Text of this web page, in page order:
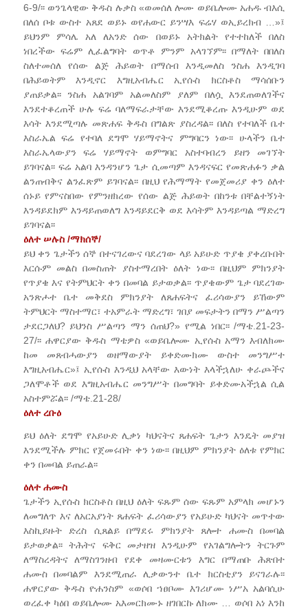
6-9/፡፡ ወንጌላዊው ቅዱስ ሉቃስ «ወመሰለ ሎሙ ወይቤሎሙ አሐዱ ብእሲ
በለሰ ቦቱ ውስተ አጸደ ወይኑ ወየሐውር ይንሣእ ፍሬሃ ወኢይረክብ …»፤
ይህንም ምሳሌ አለ ለአንድ ሰው በወይኑ አትክልት የተተከለች በለስ
ነበረችው ፍሬም ሊፈልግባት ወጥቶ ምንም አላገኘም፡፡ በማለት በበለስ
ስለተመሰለ የሰው ልጅ ሕይወት በማሰብ እንዲመለስ ንስሐ እንዲገባ
በሕይወትም እንዲኖር እግዚአብሔር ኢየሱስ ክርስቶስ ማሳሰቡን
ያጠይቃል፡፡ ንስሐ አልገባም አልመለስም ያለም በለሷ እንደጠወለገችና
እንደተቆረጠች ሁሉ ፍሬ ባለማፍራታቸው እንደሚቆረጡ እንዲሁም ወደ
እሳት እንደሚጣሉ መጽሐፍ ቅዱስ በግልጽ ያስረዳል፡፡ በለስ የተባለች ቤተ
እስራኤል ፍሬ የተባለ ደግሞ ሃይማኖትና ምግባርን ነው፡፡ ሁላችን ቤተ
እስራኤላውያን ፍሬ ሃይማኖት ወምግባር አስተባብረን ይዘን መገኘት
ይገባናል፡፡ ፍሬ አልባ እንዳንሆን ጌታ ሲመጣም እንዳናፍር የመጽሐፉን ቃል
ልንጠብቅና ልንፈጽም ይገባናል፡፡ በዚህ የሕማማት የመጀመሪያ ቀን ዕለተ
ሰኑይ የምናስበው የምንዘክረው የሰው ልጅ ሕይወት በከንቱ በቸልተኝነት
እንዳይደክም እንዳይጠወለግ እንዳይደርቅ ወደ እሳትም እንዳይጣል ማድረግ
ይገባናል፡፡
ዕለተ ሠሉስ /ማክሰኞ/
ይህ ቀን ጌታችን ሰኞ በተናገረውና ባደረገው ላይ አይሁድ ጥያቄ ያቀረቡበት
እርሱም መልስ በመስጠት ያስተማረበት ዕለት ነው፡፡ በዚህም ምክንያት
የጥያቄ እና የትምህርት ቀን በመባል ይታወቃል፡፡ ጥያቄውም ጌታ ባደረገው
አንጽሖተ ቤተ መቅደስ ምክንያት ለጸሐፍትና ፈሪሳውያን ይኸውም
ትምህርት ማስተማር፣ ተአምራት ማድረግ፣ ገበያ መፍታትን በማን ሥልጣን
ታደርጋለህ? ይህንስ ሥልጣን ማን ሰጠህ?» የሚል ነበር፡፡ /ማቴ.21-23-
27/፡፡ ሐዋርያው ቅዱስ ማቴዎስ «ወይቤሎሙ ኢየሱስ አማን እብለክሙ
ከመ መጸብሓውያን ወዘማውያት ይቀድሙክሙ ውስተ መንግሥተ
እግዚአብሔር»፤ ኢየሱስ እንዲህ አላቸው እውነት እላችኋለሁ ቀራጮችና
ጋለሞቶች ወደ እግዚአብሔር መንግሥት በመግባት ይቀድሙአችኋል ሲል
አስተምሯል፡፡ /ማቴ.21-28/
ዕለተ ረቡዕ
ይህ ዕለት ደግሞ የአይሁድ ሊቃነ ካህናትና ጸሐፍት ጌታን እንዴት መያዝ
እንደሚችሉ ምክር የጀመሩበት ቀን ነው፡፡ በዚህም ምክንያት ዕለቱ የምክር
ቀን በመባል ይጠራል፡፡
ዕለተ ሐሙስ
ጌታችን ኢየሱስ ክርስቶስ በዚህ ዕለት ፍጹም ሰው ፍጹም አምላክ መሆኑን
ለመግለጥ እና ለአርአያነት ጸሐፍት ፈሪሳውያን የአይሁድ ካህናት መጥተው
እስኪይዙት ድረስ ሲጸልይ በማደሩ ምክንያት ጸሎተ ሐሙስ በመባል
ይታወቃል፡፡ ትሕትና ፍቅር መታዘዝ እንዲሁም የአገልግሎትን ትርጉም
ለማስረዳትና ለማስገንዘብ የደቀ መዛሙርቱን እግር በማጠቡ ሕጽበተ
ሐሙስ በመባልም እንደሚጠራ ሊቃውንተ ቤተ ክርስቲያን ይናገራሉ፡፡
ሐዋርያው ቅዱስ ዮሐንስም «ወሶበ ኀፀቦሙ እገሪሆሙ ነሥአ አልባሲሁ
ወረፈቀ ካዕበ ወይቤሎሙ አእመርክሙኑ ዘገበርኩ ለክሙ … ወሶበ አነ እንከ